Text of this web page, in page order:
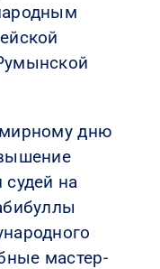
дню
на
мастер-